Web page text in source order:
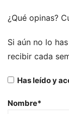
¿Qué opinas?
Si aún no lo
recibir cada
Has leído y
Nombre*